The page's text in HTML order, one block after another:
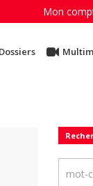
Mon